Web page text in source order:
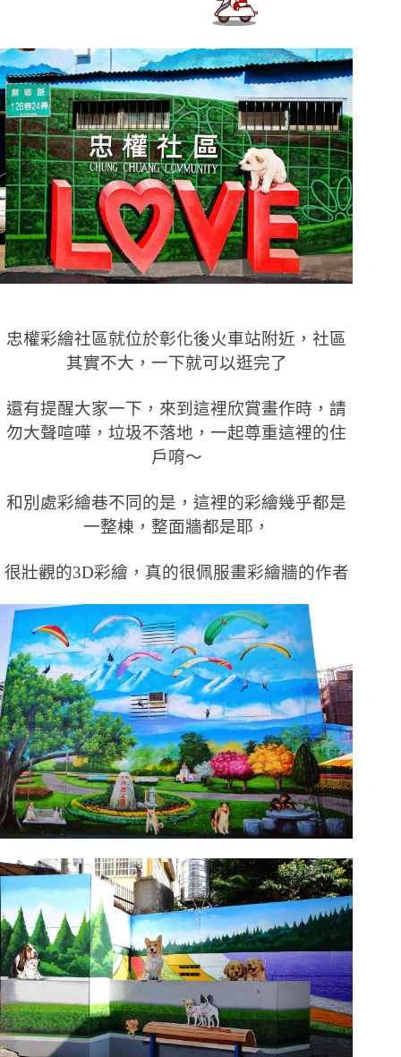
忠權彩繪社區就位於彰化後火車站附近，社區
其實不大，一下就可以逛完了
還有提醒大家一下，來到這裡欣賞畫作時，請
勿大聲喧嘩，垃圾不落地，一起尊重這裡的住
戶唷〜
和別處彩繪巷不同的是，這裡的彩繪幾乎都是
一整棟，整面牆都是耶，
很壯觀的3D彩繪，真的很佩服畫彩繪牆的作者